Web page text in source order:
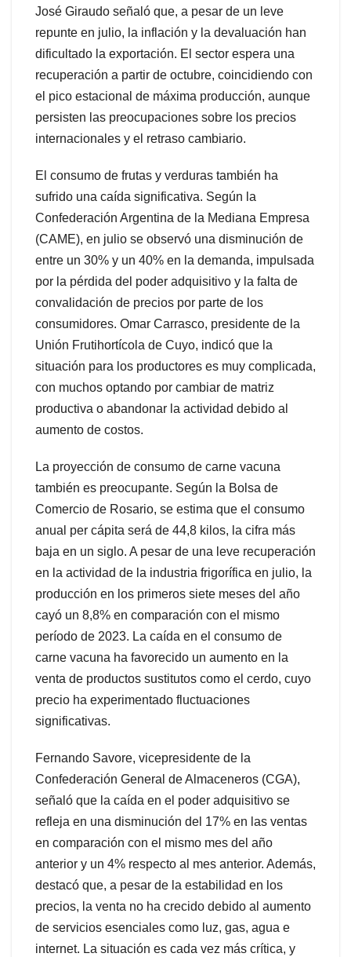
José Giraudo señaló que, a pesar de un leve
repunte en julio, la inflación y la devaluación han
dificultado la exportación. El sector espera una
recuperación a partir de octubre, coincidiendo con
el pico estacional de máxima producción, aunque
persisten las preocupaciones sobre los precios
internacionales y el retraso cambiario.
El consumo de frutas y verduras también ha
sufrido una caída significativa. Según la
Confederación Argentina de la Mediana Empresa
(CAME), en julio se observó una disminución de
entre un 30% y un 40% en la demanda, impulsada
por la pérdida del poder adquisitivo y la falta de
convalidación de precios por parte de los
consumidores. Omar Carrasco, presidente de la
Unión Frutihortícola de Cuyo, indicó que la
situación para los productores es muy complicada,
con muchos optando por cambiar de matriz
productiva o abandonar la actividad debido al
aumento de costos.
La proyección de consumo de carne vacuna
también es preocupante. Según la Bolsa de
Comercio de Rosario, se estima que el consumo
anual per cápita será de 44,8 kilos, la cifra más
baja en un siglo. A pesar de una leve recuperación
en la actividad de la industria frigorífica en julio, la
producción en los primeros siete meses del año
cayó un 8,8% en comparación con el mismo
período de 2023. La caída en el consumo de
carne vacuna ha favorecido un aumento en la
venta de productos sustitutos como el cerdo, cuyo
precio ha experimentado fluctuaciones
significativas.
Fernando Savore, vicepresidente de la
Confederación General de Almaceneros (CGA),
señaló que la caída en el poder adquisitivo se
refleja en una disminución del 17% en las ventas
en comparación con el mismo mes del año
anterior y un 4% respecto al mes anterior. Además,
destacó que, a pesar de la estabilidad en los
precios, la venta no ha crecido debido al aumento
de servicios esenciales como luz, gas, agua e
internet. La situación es cada vez más crítica, y